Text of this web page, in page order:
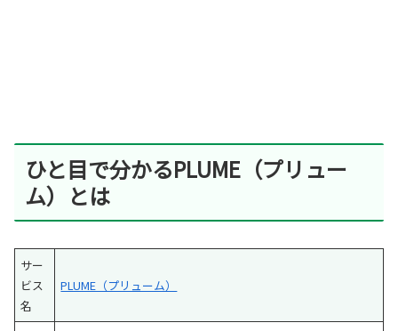
ひと目で分かるPLUME（プリュー
ム）とは
サー
ビス
名
PLUME（プリューム）